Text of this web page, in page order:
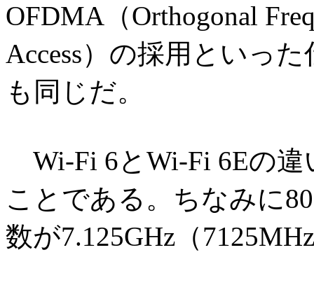
OFDMA（Orthogonal
Access）の採用といっ
も同じだ。
Wi-Fi 6とWi-Fi 6Eの違
ことである。ちなみに
数が7.125GHz（